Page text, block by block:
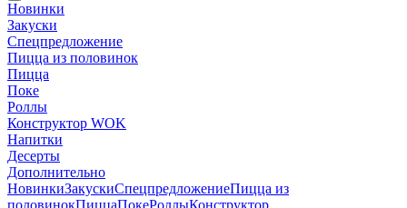
Новинки
Закуски
Спецпредложение
Пицца из половинок
Пицца
Поке
Роллы
Конструктор WOK
Напитки
Десерты
Дополнительно
НовинкиЗакускиСпецпредложениеПицца из
половинокПиццаПокеРоллыКонструктор